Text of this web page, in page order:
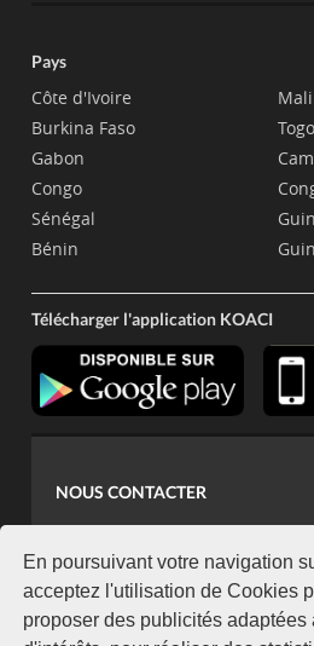
En poursuivant votre navigation
acceptez l'utilisation de Cookies
proposer des publicités adaptées
Pays
Côte d'Ivoire
Burkina Faso
Gabon
Congo
Sénégal
Bénin
Mali
Togo
Télécharger l'application KOACI
NOUS CONTACTER
koaci@yahoo.fr
+225 07 08 85 52 93